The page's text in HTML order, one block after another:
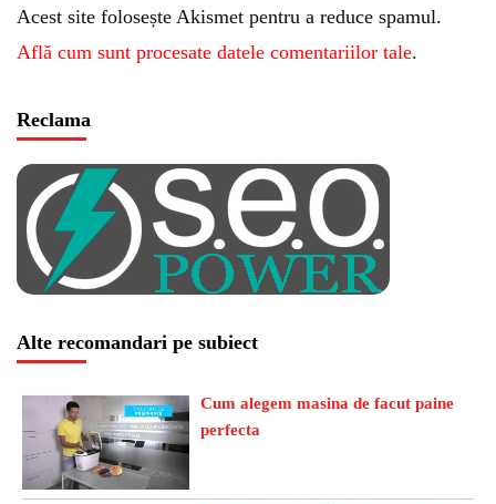
Acest site folosește Akismet pentru a reduce spamul.
Află cum sunt procesate datele comentariilor tale.
Reclama
Alte recomandari pe subiect
Cum alegem masina de facut paine
perfecta